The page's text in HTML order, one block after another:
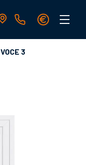
VOCE 3